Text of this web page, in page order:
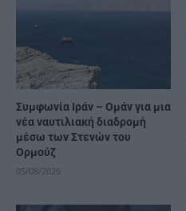
Συμφωνία Ιράν – Ομάν για μια
νέα ναυτιλιακή διαδρομή
μέσω των Στενών του
Ορμούζ
05/08/2026